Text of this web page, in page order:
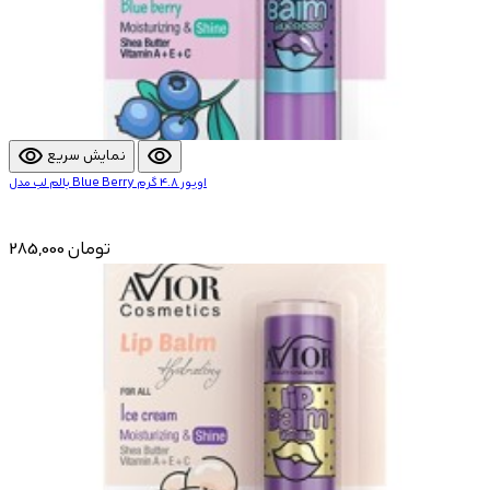
visibility نمایش سریع visibility
بالم لب مدل Blue Berry اویور 4.8 گرم
285,000 تومان